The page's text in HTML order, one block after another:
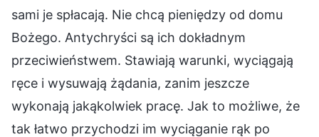
sami je spłacają. Nie chcą pieniędzy od domu
Bożego. Antychryści są ich dokładnym
przeciwieństwem. Stawiają warunki, wyciągają
ręce i wysuwają żądania, zanim jeszcze
wykonają jakąkolwiek pracę. Jak to możliwe, że
tak łatwo przychodzi im wyciąganie rąk po